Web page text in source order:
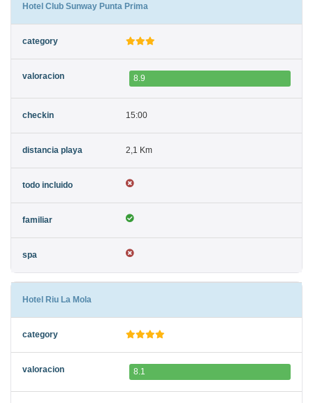
Hotel Club Sunway Punta Prima
8.9
15:00
2,1 Km
Hotel Riu La Mola
8.1